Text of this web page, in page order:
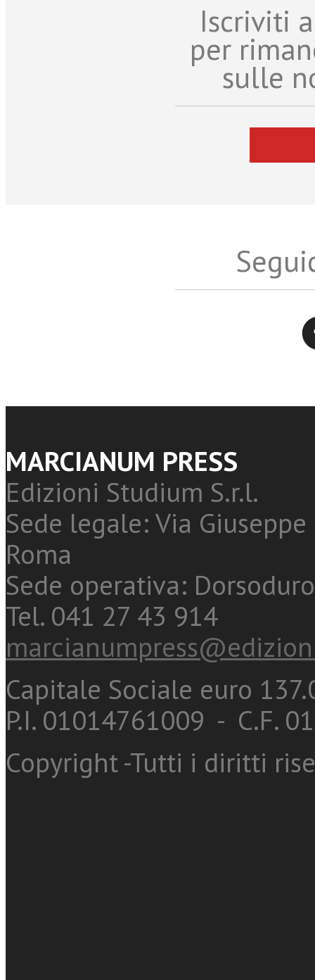
Iscriviti
per
sulle
MARCIANUM PRESS
Edizioni Studium S.r.l.
Sede legale: Via
Roma
Sede operativa:
Tel. 041 27 43 914
Capitale Sociale euro
P.I. 01014761009 - C.F.
Copyright -Tutti i diritti